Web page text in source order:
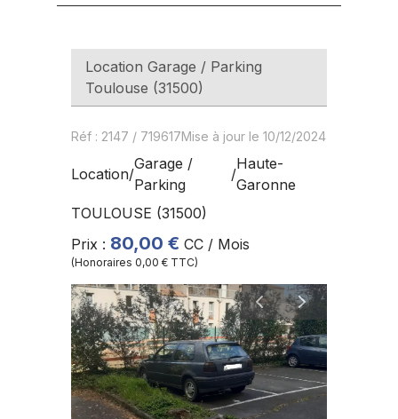
Location Garage / Parking
Toulouse (31500)
Réf : 2147 / 719617Mise à jour le 10/12/2024
Location/
Garage /
Parking
/
Haute-
Garonne
TOULOUSE (31500)
Prix : 80,00 € CC / Mois
(Honoraires 0,00 € TTC)